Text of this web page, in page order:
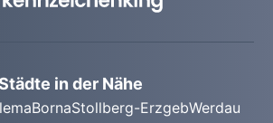
zu können.
in der Nähe
BornaStollberg-ErzgebWerdau